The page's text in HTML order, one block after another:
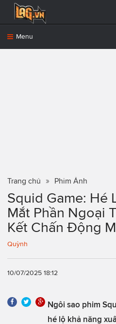
Menu
Trang chủ Phim Ảnh
Squid Game: Hé
Mắt Phần Ngoại
Kết Chấn Động
Quỳnh
10/07/2025 18:12
Ngôi sao phim
hé lộ khả năng